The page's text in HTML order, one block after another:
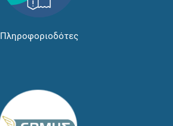
Πληροφοριοδότες